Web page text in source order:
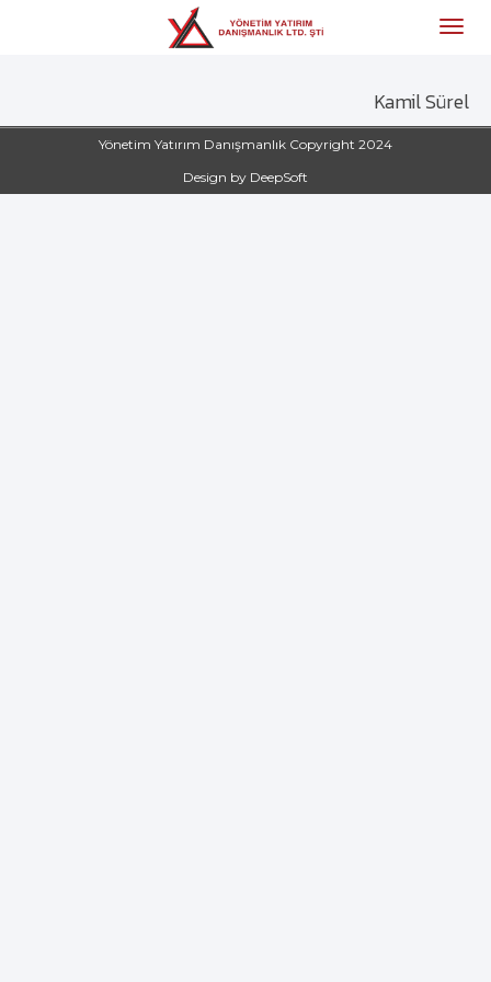
Kamil Sürel
Yönetim Yatırım Danışmanlık Copyright 2024
Design by DeepSoft